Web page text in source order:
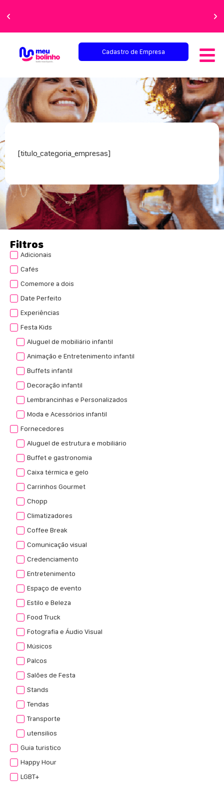
perfeita!
Cadastro de Empresa
[titulo_categoria_empresas]
Filtros
Adicionais
Cafés
Comemore a dois
Date Perfeito
Experiências
Festa Kids
Aluguel de mobiliário infantil
Animação e Entretenimento infantil
Buffets infantil
Decoração infantil
Lembrancinhas e Personalizados
Moda e Acessórios infantil
Fornecedores
Aluguel de estrutura e mobiliário
Buffet e gastronomia
Caixa térmica e gelo
Carrinhos Gourmet
Chopp
Climatizadores
Coffee Break
Comunicação visual
Credenciamento
Entretenimento
Espaço de evento
Estilo e Beleza
Food Truck
Fotografia e Áudio Visual
Músicos
Palcos
Salões de Festa
Stands
Tendas
Transporte
utensilios
Guia turistico
Happy Hour
LGBT+